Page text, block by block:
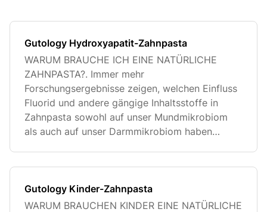
Gutology Hydroxyapatit-Zahnpasta
WARUM BRAUCHE ICH EINE NATÜRLICHE
ZAHNPASTA?. Immer mehr
Forschungsergebnisse zeigen, welchen Einfluss
Fluorid und andere gängige Inhaltsstoffe in
Zahnpasta sowohl auf unser Mundmikrobiom
als auch auf unser Darmmikrobiom haben
Gutology Kinder-Zahnpasta
WARUM BRAUCHEN KINDER EINE NATÜRLICHE